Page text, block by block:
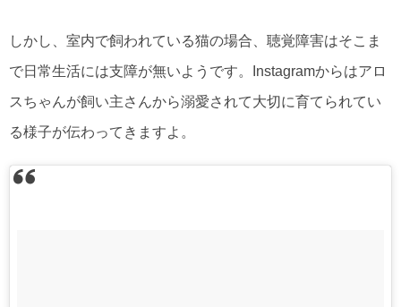
しかし、室内で飼われている猫の場合、聴覚障害はそこま
で日常生活には支障が無いようです。Instagramからはアロ
スちゃんが飼い主さんから溺愛されて大切に育てられてい
る様子が伝わってきますよ。